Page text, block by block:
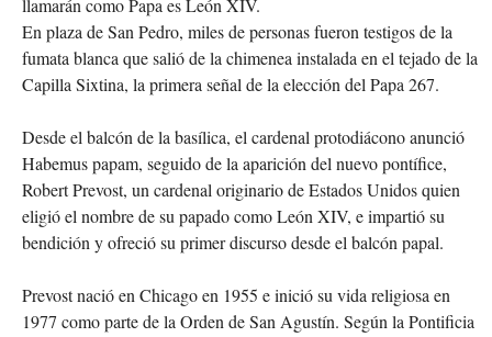
llamarán como Papa es León XIV.
En plaza de San Pedro, miles de personas fueron testigos de la
fumata blanca que salió de la chimenea instalada en el tejado de la
Capilla Sixtina, la primera señal de la elección del Papa 267.
Desde el balcón de la basílica, el cardenal protodiácono anunció
Habemus papam, seguido de la aparición del nuevo pontífice,
Robert Prevost, un cardenal originario de Estados Unidos quien
eligió el nombre de su papado como León XIV, e impartió su
bendición y ofreció su primer discurso desde el balcón papal.
Prevost nació en Chicago en 1955 e inició su vida religiosa en
1977 como parte de la Orden de San Agustín. Según la Pontificia